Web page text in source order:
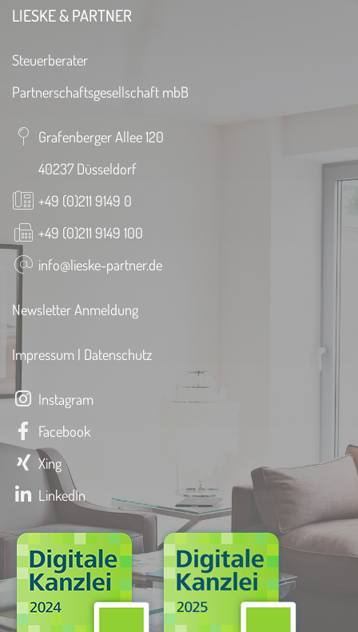
LIESKE & PARTNER
Steuerberater
Partnerschaftsgesellschaft mbB
Grafenberger Allee 120
40237 Düsseldorf
+49 (0)211 9149 0
+49 (0)211 9149 100
info@lieske-partner.de
Newsletter Anmeldung
Impressum | Datenschutz
Instagram
Facebook
Xing
LinkedIn